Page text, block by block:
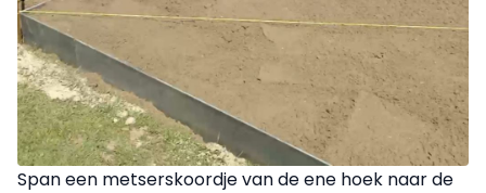
Span een metserskoordje van de ene hoek naar de